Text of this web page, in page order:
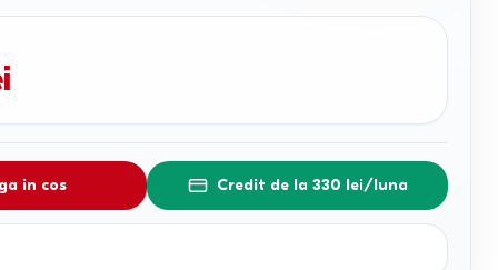
in cos Credit de la 330 lei/luna